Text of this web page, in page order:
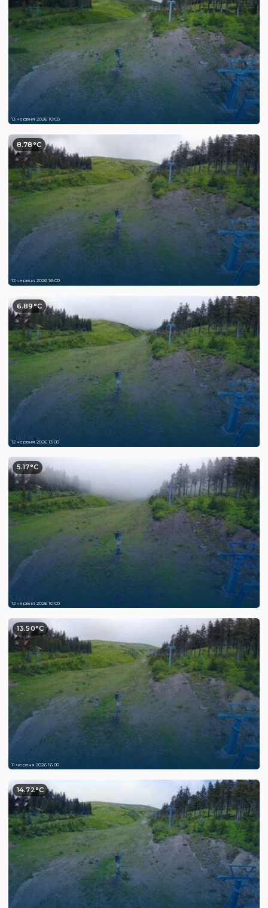
13 червня 2026 10:00
8.78°C
12 червня 2026 16:00
6.89°C
12 червня 2026 13:00
5.17°C
12 червня 2026 10:00
13.50°C
11 червня 2026 16:00
14.72°C